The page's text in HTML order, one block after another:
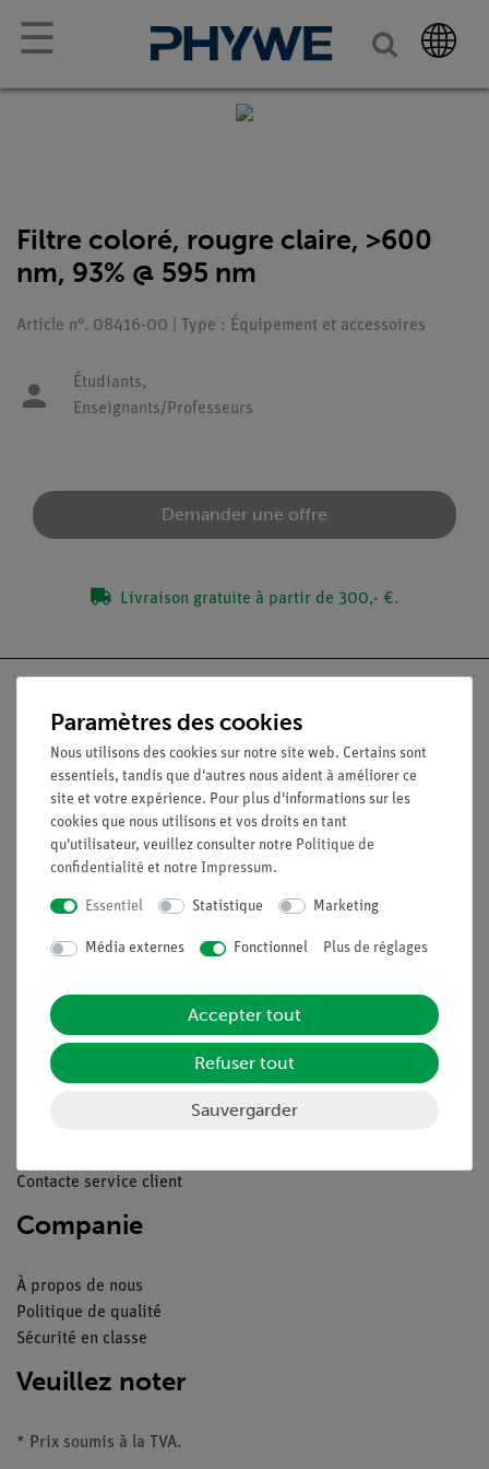
☰
Filtre coloré, rougre claire, >600
nm, 93% @ 595 nm
Article n°. 08416-00 | Type : Équipement et accessoires
Étudiants,
Enseignants/Professeurs
Demander une offre
Livraison gratuite à partir de 300,- €.
Nach oben
Légal
Contact
Déclaration de confidentialité
Service
Aperçu du service
Contacte service client
Companie
À propos de nous
Politique de qualité
Sécurité en classe
Veuillez noter
* Prix soumis à la TVA.
Paramètres des cookies
Nous utilisons des cookies sur notre site web. Certains sont
essentiels, tandis que d'autres nous aident à améliorer ce
site et votre expérience. Pour plus d'informations sur les
cookies que nous utilisons et vos droits en tant
qu'utilisateur, veuillez consulter notre Politique de
confidentialité et notre Impressum.
Essentiel Statistique Marketing
Média externes Fonctionnel Plus de réglages
Accepter tout
Refuser tout
Sauvergarder